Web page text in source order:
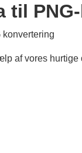
til
af vores hurtige